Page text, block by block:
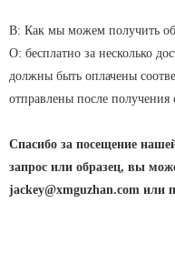
В: Как мы можем получить
О: бесплатно за несколько
должны быть оплачены
отправлены после получения
Спасибо за посещение
запрос или образец, вы
jackey@xmguzhan.com или